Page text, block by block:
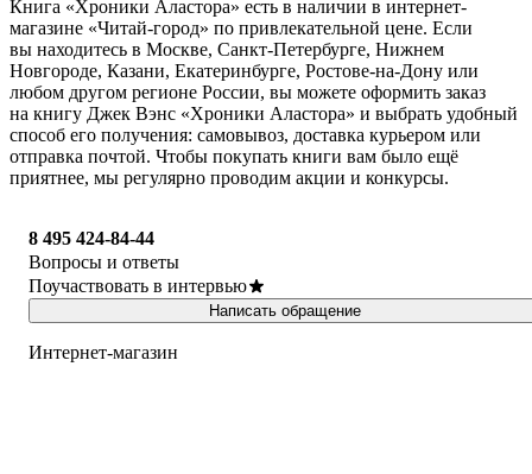
Книга «Хроники Аластора» есть в наличии в интернет-
магазине «Читай-город» по привлекательной цене. Если
вы находитесь в Москве, Санкт-Петербурге, Нижнем
Новгороде, Казани, Екатеринбурге, Ростове-на-Дону или
любом другом регионе России, вы можете оформить заказ
на книгу Джек Вэнс «Хроники Аластора» и выбрать удобный
способ его получения: самовывоз, доставка курьером или
отправка почтой. Чтобы покупать книги вам было ещё
приятнее, мы регулярно проводим акции и конкурсы.
8 495 424-84-44
Вопросы и ответы
Поучаствовать в интервью
Написать обращение
Интернет-магазин